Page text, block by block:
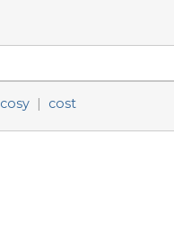
cosy | cost